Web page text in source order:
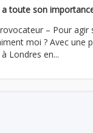
a toute son
– Pour agir
moi ? Avec une
Londres en...